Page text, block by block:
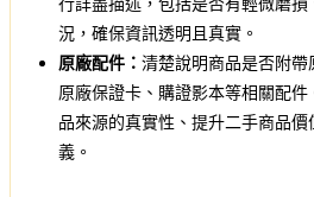
況，確保資訊透明且真實。
原廠配件： 清楚說明商品是否附帶
原廠保證卡、購證影本等相關配
品來源的真實性、提升二手商品
義。